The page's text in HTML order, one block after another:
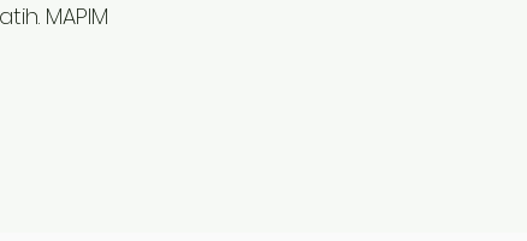
MAPIM